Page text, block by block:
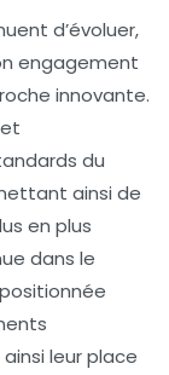
d’évoluer,
engagement
innovante.
du
ainsi de
en plus
dans le
leur place